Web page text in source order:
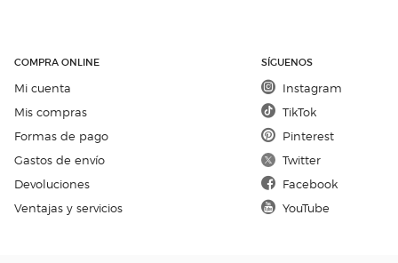
COMPRA ONLINE
Mi cuenta
Mis compras
Formas de pago
Gastos de envío
Devoluciones
Ventajas y servicios
SÍGUENOS
Instagram
TikTok
Pinterest
Twitter
Facebook
YouTube